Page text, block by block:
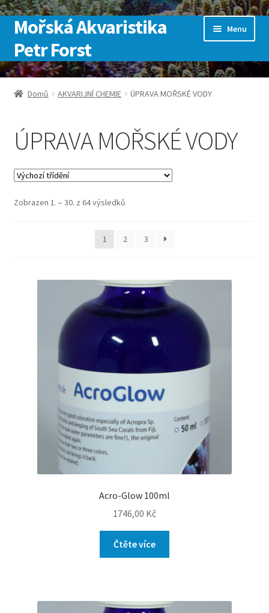
Přeskočit
na
navigaci
Přejít
k
obsahu
webu
Mořská Akvaristika
Petr Forst
Menu
Úvodní stránka
Košík
Můj účet
Obchod
Domů AKVARIJNÍ CHEMIE ÚPRAVA MOŘSKÉ VODY
ÚPRAVA MOŘSKÉ VODY
Zobrazen 1. – 30. z 64 výsledků
1 2 3
Acro-Glow 100ml
1746,00 Kč
Čtěte více